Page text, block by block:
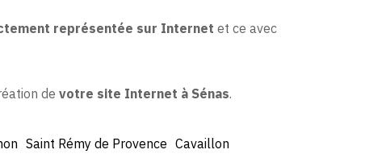
représentée sur Internet et ce avec
de votre site Internet à Sénas.
Saint Rémy de Provence Cavaillon